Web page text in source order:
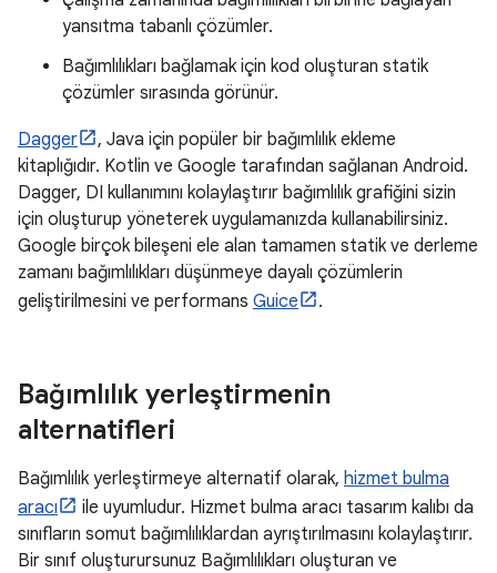
yansıtma tabanlı çözümler.
Bağımlılıkları bağlamak için kod oluşturan statik
çözümler sırasında görünür.
Dagger
, Java için popüler bir bağımlılık ekleme
kitaplığıdır. Kotlin ve Google tarafından sağlanan Android.
Dagger, DI kullanımını kolaylaştırır bağımlılık grafiğini sizin
için oluşturup yöneterek uygulamanızda kullanabilirsiniz.
Google birçok bileşeni ele alan tamamen statik ve derleme
zamanı bağımlılıkları düşünmeye dayalı çözümlerin
geliştirilmesini ve performans Guice .
Bağımlılık yerleştirmenin
alternatifleri
Bağımlılık yerleştirmeye alternatif olarak, hizmet bulma
aracı
ile uyumludur. Hizmet bulma aracı tasarım kalıbı da
sınıfların somut bağımlılıklardan ayrıştırılmasını kolaylaştırır.
Bir sınıf oluşturursunuz Bağımlılıkları oluşturan ve